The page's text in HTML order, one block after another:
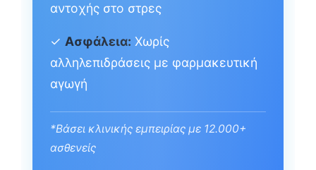
αντοχής στο στρες
✓ Ασφάλεια: Χωρίς
αλληλεπιδράσεις με φαρμακευτική
αγωγή
*Βάσει κλινικής εμπειρίας με 12.000+
ασθενείς